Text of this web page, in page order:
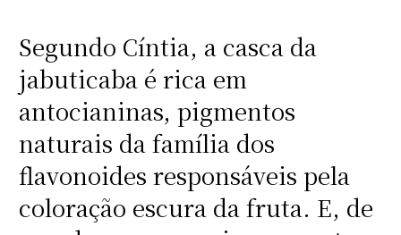
Segundo Cíntia, a casca da
jabuticaba é rica em
antocianinas, pigmentos
naturais da família dos
flavonoides responsáveis pela
coloração escura da fruta. E, de